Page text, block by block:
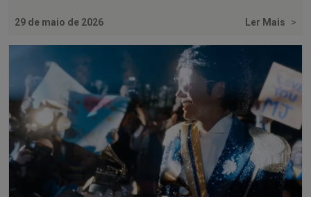
29 de maio de 2026 Ler Mais >